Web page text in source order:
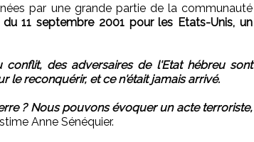
par une grande partie de la communauté
11 septembre 2001 pour les Etats-Unis, un
des adversaires de l'Etat hébreu sont
le reconquérir, et ce n'était jamais arrivé.
? Nous pouvons évoquer un acte terroriste,
Anne Sénéquier.